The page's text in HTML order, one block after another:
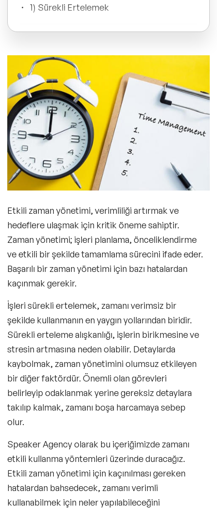
Trend Konular
🔥 Global Konuşmacılar
🔥 Motivasyon Konuşmacıları
🔥 Liderlik Konuşmacıları
🔥 Ekonomi Konuşmacıları
🔥 Yapay Zeka Konuşmacıları
1) Sürekli Ertelemek
3) Öncelik Belirlememek
4) Dağınık Çalışma Ortamı
5) Sık Sık Mola Vermemek
Zaman Yönetimi Becerilerini Geliştirmek
İçin Neler Yapılabilir?
Etkili zaman yönetimi, verimliliği artırmak ve
hedeflere ulaşmak için kritik öneme sahiptir.
Zaman yönetimi; işleri planlama, önceliklendirme
ve etkili bir şekilde tamamlama sürecini ifade eder.
Başarılı bir zaman yönetimi için bazı hatalardan
kaçınmak gerekir.
İşleri sürekli ertelemek, zamanı verimsiz bir
şekilde kullanmanın en yaygın yollarından biridir.
Sürekli erteleme alışkanlığı, işlerin birikmesine ve
stresin artmasına neden olabilir. Detaylarda
kaybolmak, zaman yönetimini olumsuz etkileyen
bir diğer faktördür. Önemli olan görevleri
belirleyip odaklanmak yerine gereksiz detaylara
takılıp kalmak, zamanı boşa harcamaya sebep
olur.
Speaker Agency olarak bu içeriğimizde zamanı
etkili kullanma yöntemleri üzerinde duracağız.
Etkili zaman yönetimi için kaçınılması gereken
hatalardan bahsedecek, zamanı verimli
kullanabilmek için neler yapılabileceğini